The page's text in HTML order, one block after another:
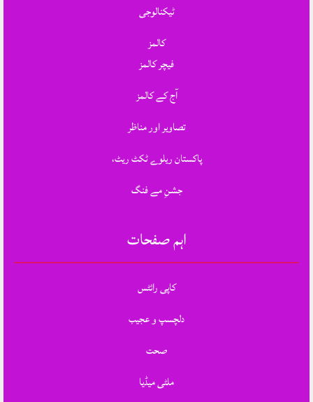
ٹیکنالوجی
کالمز
فیچر کالمز
آج کے کالمز
تصاویر اور مناظر
پاکستان ریلوے ٹکٹ ریٹ،
جشنِ مے فنگ
اہم صفحات
کاپی رائٹس
دلچسپ و عجیب
صحت
ملٹی میڈیا